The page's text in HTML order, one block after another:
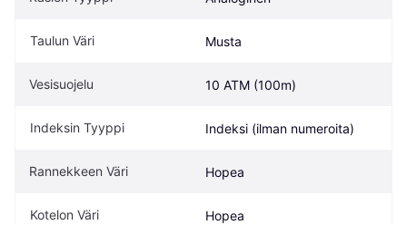
Taulun Väri Musta
Vesisuojelu 10 ATM (100m)
Indeksin Tyyppi Indeksi (ilman numeroita)
Rannekkeen Väri Hopea
Kotelon Väri Hopea